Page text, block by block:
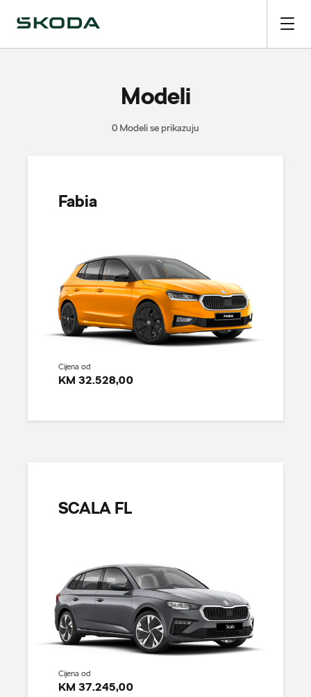
Modeli
0 Modeli se prikazuju
Fabia
Cijena od
KM 32.528,00
SCALA FL
Cijena od
KM 37.245,00